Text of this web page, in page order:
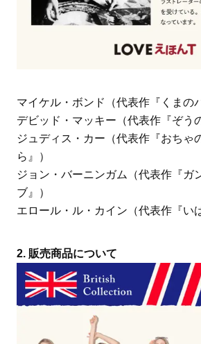
マイケル・ボンド（代表作『くまの
デビッド・マッキー（代表作『ぞう
ジュディス・カー（代表作『おちゃ
ら』）
ジョン・バーニンガム（代表作『ガ
ブ』）
エロール・ル・カイン（代表作『い
2. 販売商品について